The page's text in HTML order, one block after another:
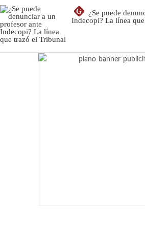
G
¿Se puede
Indecopi? La línea